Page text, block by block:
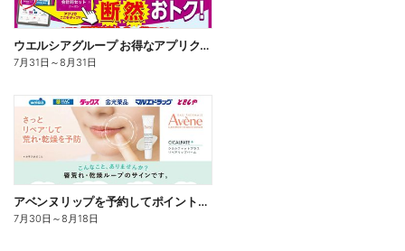
ウエルシアグループ お得なアプリクーポン
7月31日 ～8月31日
アベンヌリップを予約してポイントゲット!
7月30日 ～8月18日